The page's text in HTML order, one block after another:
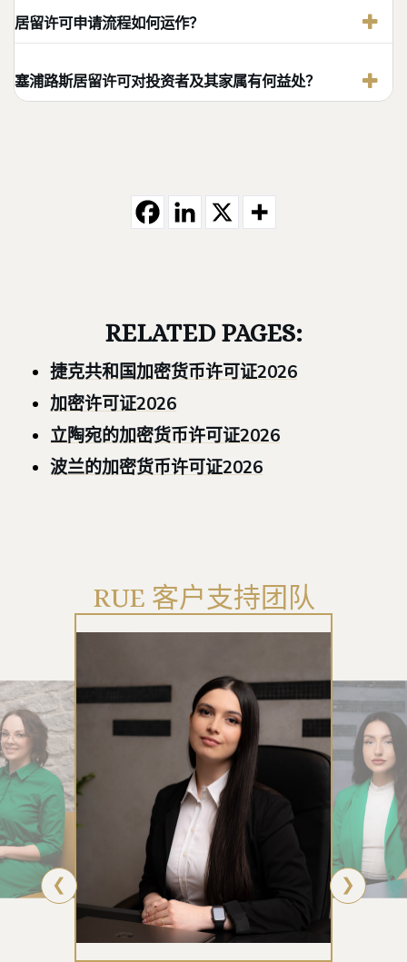
居留许可申请流程如何运作？
塞浦路斯居留许可对投资者及其家属有何益处？
RELATED PAGES:
捷克共和国加密货币许可证2026
加密许可证2026
立陶宛的加密货币许可证2026
波兰的加密货币许可证2026
RUE 客户支持团队
❮ ❯